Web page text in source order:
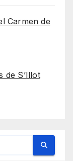
Carmen de
de S’Illot